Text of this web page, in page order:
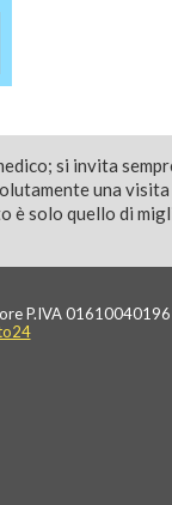
si invita
una visita
è solo quello di
P.IVA